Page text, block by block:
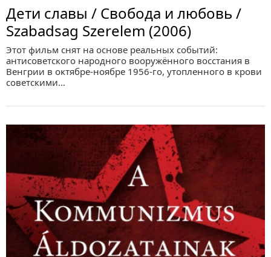
Дети славы / Свобода и любовь /
Szabadsag Szerelem (2006)
Этот фильм снят на основе реальных событий:
антисоветского народного вооружённого восстания в
Венгрии в октябре-ноябре 1956-го, утопленного в крови
советскими…